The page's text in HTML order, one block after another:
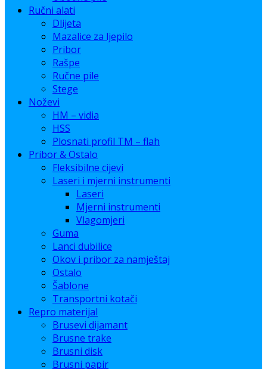
Ručni alati
Dlijeta
Mazalice za ljepilo
Pribor
Rašpe
Ručne pile
Stege
Noževi
HM – vidia
HSS
Plosnati profil TM – flah
Pribor & Ostalo
Fleksibilne cijevi
Laseri i mjerni instrumenti
Laseri
Mjerni instrumenti
Vlagomjeri
Guma
Lanci dubilice
Okov i pribor za namještaj
Ostalo
Šablone
Transportni kotači
Repro materijal
Brusevi dijamant
Brusne trake
Brusni disk
Brusni papir